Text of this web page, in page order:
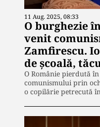
11 Aug. 2025, 08:33
O burghezie
venit
Zamfirescu.
de școală,
O Românie pierdută
comunismului prin
o copilărie petrecută